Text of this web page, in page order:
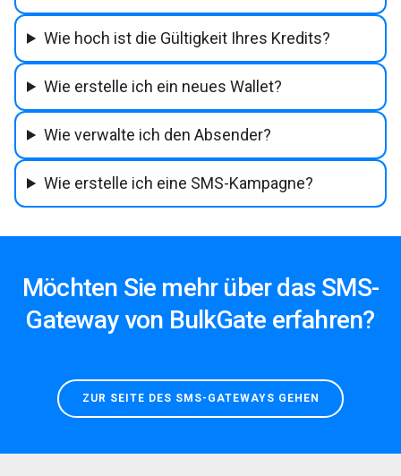
Wie hoch ist die Gültigkeit Ihres Kredits?
Wie erstelle ich ein neues Wallet?
Wie verwalte ich den Absender?
Wie erstelle ich eine SMS-Kampagne?
Möchten Sie mehr über das SMS-
Gateway von BulkGate erfahren?
ZUR SEITE DES SMS-GATEWAYS GEHEN